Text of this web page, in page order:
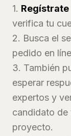
1. Regístrate
verifica tu
2. Busca el
pedido en
3. También
esperar
expertos y
candidato de
proyecto.